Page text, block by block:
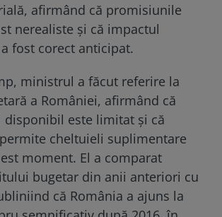
afirmând că promisiunile
nerealiste și că impactul
fost corect anticipat.
ministrul a făcut referire la
a României, afirmând că
disponibil este limitat și că
cheltuieli suplimentare
moment. El a comparat
bugetar din anii anteriori cu
că România a ajuns la